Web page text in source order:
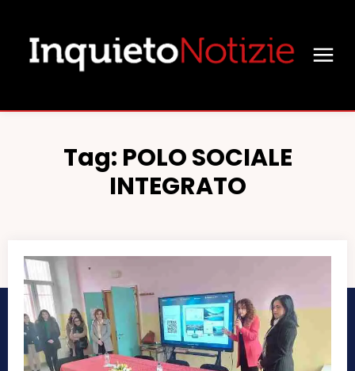
Tag: POLO SOCIALE
INTEGRATO